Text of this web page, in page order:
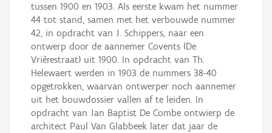
tussen 1900 en 1903. Als eerste kwam het nummer
44 tot stand, samen met het verbouwde nummer
42, in opdracht van J. Schippers, naar een
ontwerp door de aannemer Covents (De
Vrièrestraat) uit 1900. In opdracht van Th.
Helewaert werden in 1903 de nummers 38-40
opgetrokken, waarvan ontwerper noch aannemer
uit het bouwdossier vallen af te leiden. In
opdracht van Jan Baptist De Combe ontwierp de
architect Paul Van Glabbeek later dat jaar de